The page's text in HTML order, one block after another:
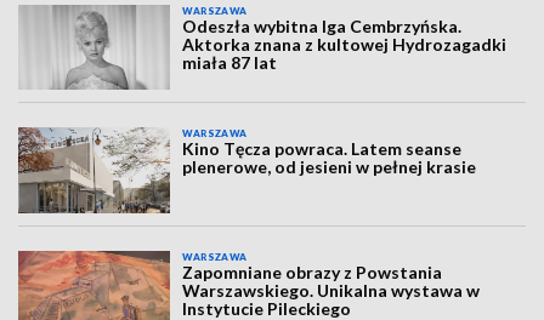
WARSZAWA
Odeszła wybitna Iga Cembrzyńska.
Aktorka znana z kultowej Hydrozagadki
miała 87 lat
WARSZAWA
Kino Tęcza powraca. Latem seanse
plenerowe, od jesieni w pełnej krasie
WARSZAWA
Zapomniane obrazy z Powstania
Warszawskiego. Unikalna wystawa w
Instytucie Pileckiego